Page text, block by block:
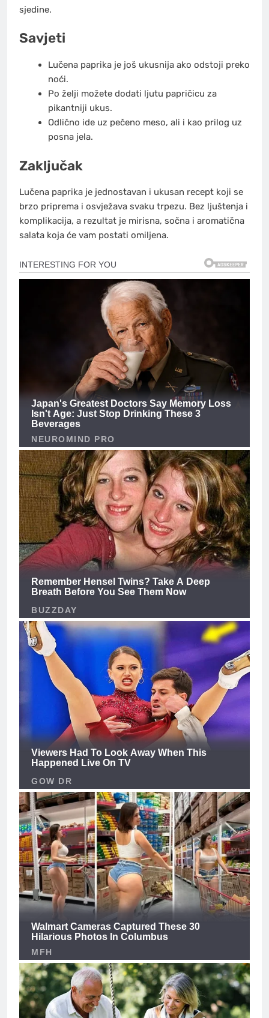
sjedine.
Savjeti
Lučena paprika je još ukusnija ako odstoji preko
noći.
Po želji možete dodati ljutu papričicu za
pikantniji ukus.
Odlično ide uz pečeno meso, ali i kao prilog uz
posna jela.
Zaključak
Lučena paprika je jednostavan i ukusan recept koji se
brzo priprema i osvježava svaku trpezu. Bez ljuštenja i
komplikacija, a rezultat je mirisna, sočna i aromatična
salata koja će vam postati omiljena.